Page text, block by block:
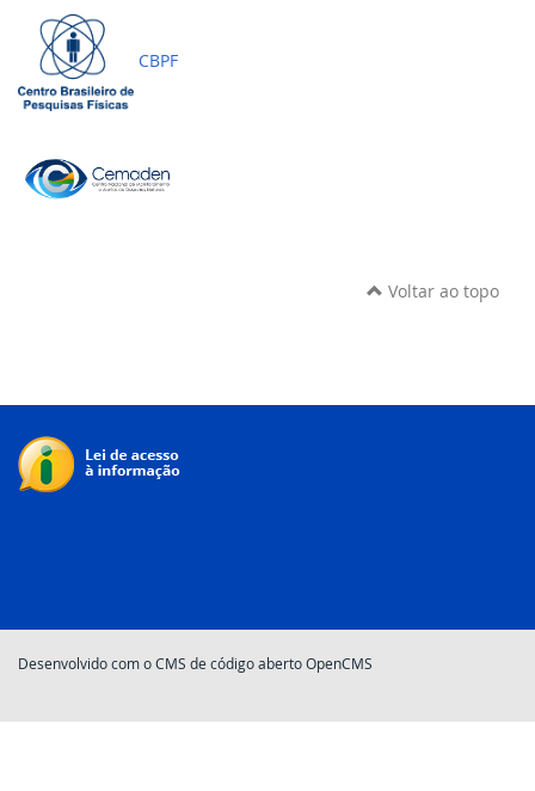
CBPF
Voltar ao topo
Desenvolvido com o CMS de código aberto OpenCMS